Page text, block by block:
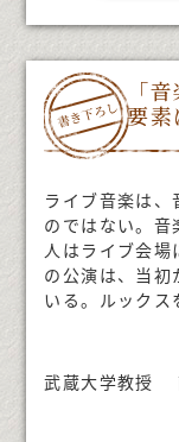
「
要素
ライブ音楽は
のではない。音
人はライブ会
の公演は、当初
いる。ルック
武蔵大学教授